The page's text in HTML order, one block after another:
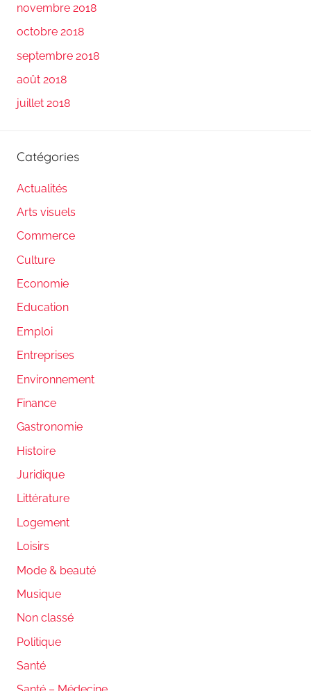
novembre 2018
octobre 2018
septembre 2018
août 2018
juillet 2018
Catégories
Actualités
Arts visuels
Commerce
Culture
Economie
Education
Emploi
Entreprises
Environnement
Finance
Gastronomie
Histoire
Juridique
Littérature
Logement
Loisirs
Mode & beauté
Musique
Non classé
Politique
Santé